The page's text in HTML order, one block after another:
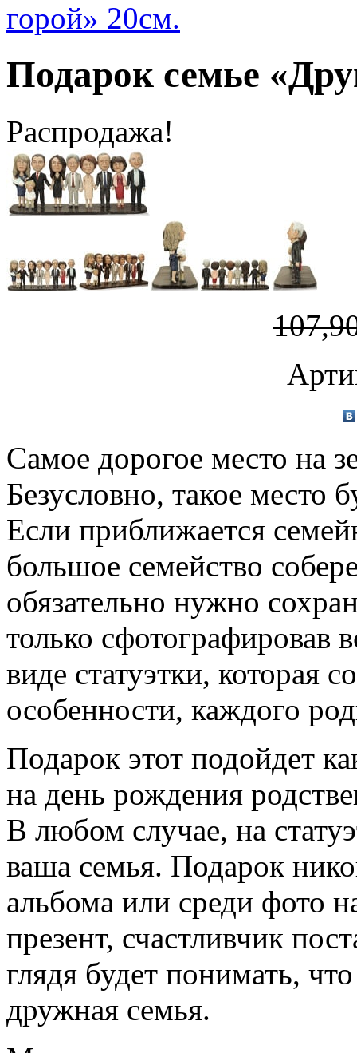
горой» 20см.
Подарок семье
Распродажа!
Самое дорогое место на
Безусловно, такое место
Если приближается
большое семейство
обязательно нужно
только сфотографировав
виде статуэтки, которая
особенности, каждого
Подарок этот подойдет
на день рождения
В любом случае, на
ваша семья. Подарок
альбома или среди фото
презент, счастливчик
глядя будет понимать,
дружная семья.